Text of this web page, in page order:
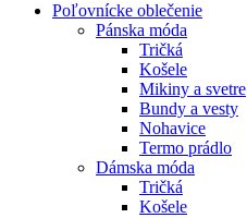
Poľovnícke oblečenie
Pánska móda
Tričká
Košele
Mikiny a svetre
Bundy a vesty
Nohavice
Termo prádlo
Dámska móda
Tričká
Košele